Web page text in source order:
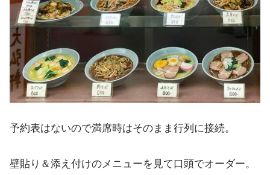
予約表はないので満席時はそのまま行列に接続。
壁貼り＆添え付けのメニューを見て口頭でオーダー。